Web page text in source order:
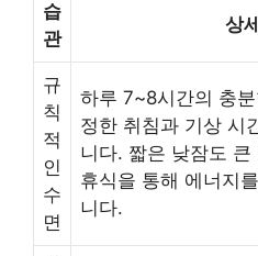
습
관
상
규
칙
적
인
수
면
하루 7~8시간의 충
정한 취침과 기상 시
니다. 짧은 낮잠도
휴식을 통해 에너지
니다.